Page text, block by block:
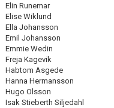
Elin Runemar
Elise Wiklund
Ella Johansson
Emil Johansson
Emmie Wedin
Freja Kagevik
Habtom Asgede
Hanna Hermansson
Hugo Olsson
Isak Stieberth Siljedahl